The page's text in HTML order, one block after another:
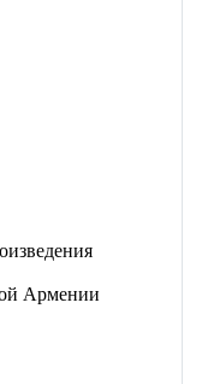
Армении